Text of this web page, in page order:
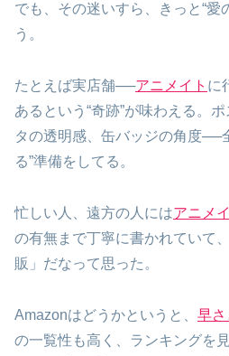
でも、その迷いすら、きっと“愛
う。
たとえば実店舗──アニメイト に
あるという“奇跡”が味わえる。
タの透明感、缶バッジの角度──
る”準備をしてる。
忙しい人、遠方の人にはアニメ
の有無まで丁寧に書かれていて
販」だなって思った。
Amazonはどうかというと、 早さ
の一覧性も高く、ランキングを